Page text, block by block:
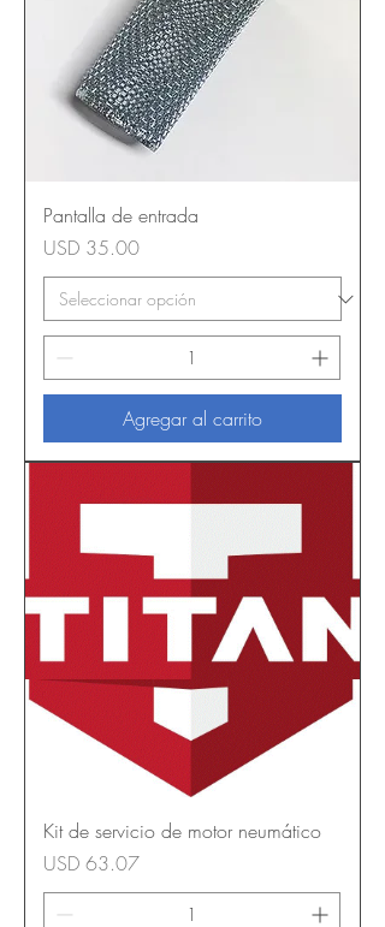
Pantalla de entrada
Precio
USD 35.00
Agregar al carrito
Kit de servicio de motor neumático
Precio
USD 63.07